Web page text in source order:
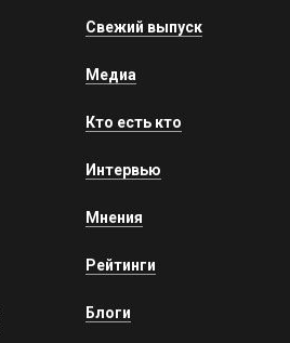
Свежий выпуск
Медиа
Кто есть кто
Интервью
Мнения
Рейтинги
Блоги